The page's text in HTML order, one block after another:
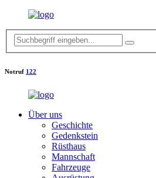
Notruf 122
Über uns
Geschichte
Gedenkstein
Rüsthaus
Mannschaft
Fahrzeuge